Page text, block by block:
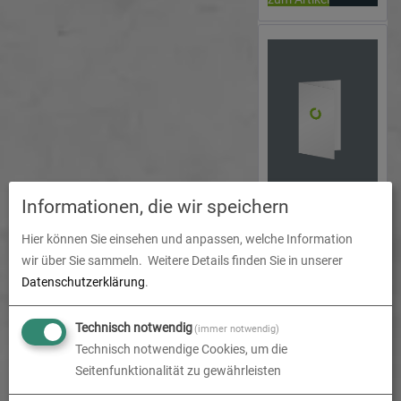
Faltblatt
Einbruchfalz 4-
Seiter | DIN lang
10,5 cm x 21,0
beidseitig
bedruckt
zum Artikel
Informationen, die wir speichern
Hier können Sie einsehen und anpassen, welche Information
wir über Sie sammeln. Weitere Details finden Sie in unserer
Datenschutzerklärung.
Technisch notwendig(immer notwendig)
Technisch notwendige Cookies, um die
Seitenfunktionalität zu gewährleisten